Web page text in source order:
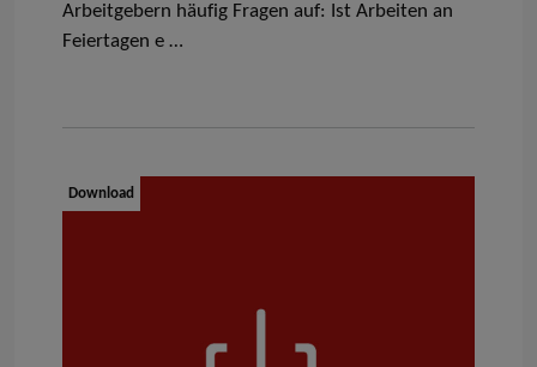
Arbeitgebern häufig Fragen auf: Ist Arbeiten an
Feiertagen e …
Dokumenttyp:
Download